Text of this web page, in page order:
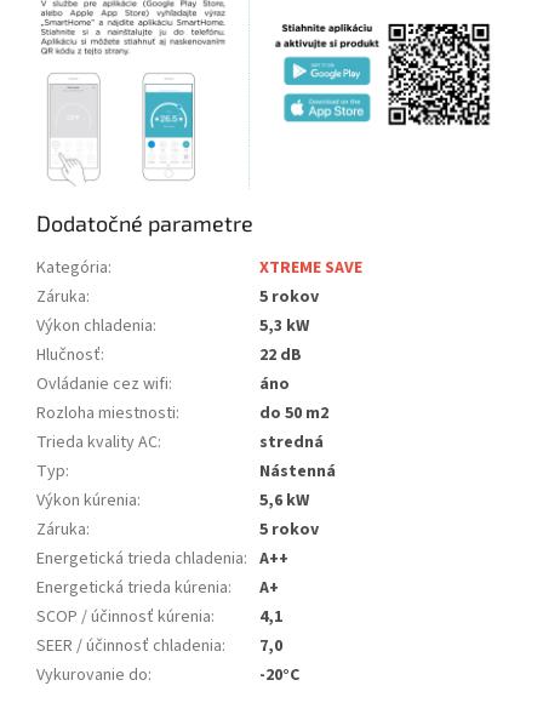
Dodatočné parametre
Kategória:
XTREME SAVE
Záruka:
5 rokov
Výkon chladenia:
5,3 kW
Hlučnosť:
22 dB
Ovládanie cez wifi:
áno
Rozloha miestnosti:
do 50 m2
Trieda kvality AC:
stredná
Typ:
Nástenná
Výkon kúrenia:
5,6 kW
Záruka:
5 rokov
Energetická trieda chladenia: A++
Energetická trieda kúrenia:
A+
SCOP / účinnosť kúrenia:
4,1
SEER / účinnosť chladenia:
7,0
Vykurovanie do: -20°C